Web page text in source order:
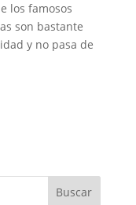
los famosos
son bastante
y no pasa de